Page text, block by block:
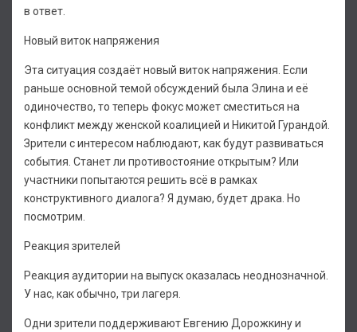
в ответ.
Новый виток напряжения
Эта ситуация создаёт новый виток напряжения. Если
раньше основной темой обсуждений была Элина и её
одиночество, то теперь фокус может сместиться на
конфликт между женской коалицией и Никитой Гурандой.
Зрители с интересом наблюдают, как будут развиваться
события. Станет ли противостояние открытым? Или
участники попытаются решить всё в рамках
конструктивного диалога? Я думаю, будет драка. Но
посмотрим.
Реакция зрителей
Реакция аудитории на выпуск оказалась неоднозначной.
У нас, как обычно, три лагеря.
Одни зрители поддерживают Евгению Дорожкину и